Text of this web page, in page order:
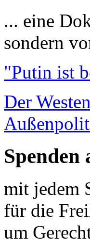
... eine
sondern
"Putin ist
Der
Spenden
mit jedem
für die
um